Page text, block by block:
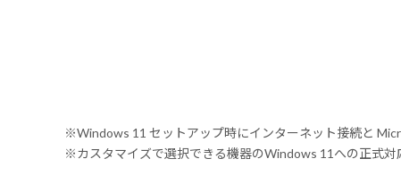
※Windows 11 セットアップ時にインターネット接続と
※カスタマイズで選択できる機器のWindows 11への正式対